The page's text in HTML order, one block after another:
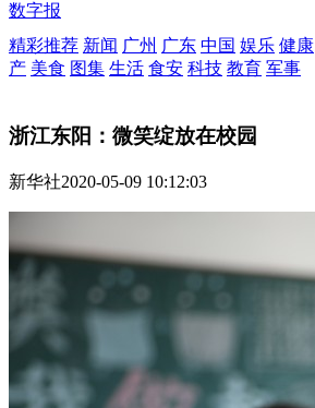
数字报
精彩推荐 新闻 广州 广东 中国 娱乐 健康
产 美食 图集 生活 食安 科技 教育 军事
浙江东阳：微笑绽放在校园
新华社2020-05-09 10:12:03